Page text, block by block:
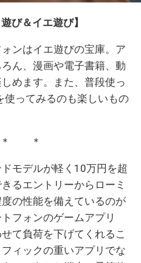
び＆イエ遊び】
ンはイエ遊びの宝庫。ア
ん、漫画や電子書籍、動
めます。また、普段使っ
使ってみるのも楽しいもの
＊
モデルが軽く10万円を超
るエントリーからローミ
の性能を備えているのが
フォンのゲームアプリ
て負荷を下げてくれるこ
ィックの重いアプリでな